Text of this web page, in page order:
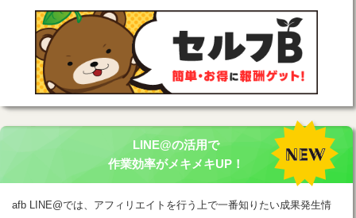
LINE@の活用で
作業効率がメキメキUP！
afb LINE@では、アフィリエイトを行う上で一番知りたい成果発生情